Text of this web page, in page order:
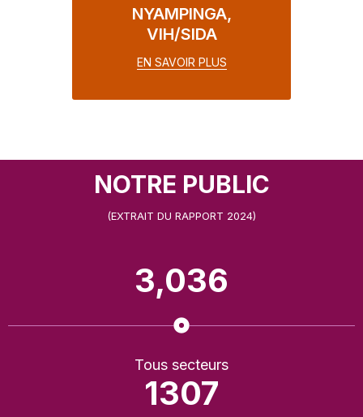
NYAMPINGA,
VIH/SIDA
EN SAVOIR PLUS
NOTRE PUBLIC
(EXTRAIT DU RAPPORT 2024)
3,036
Tous secteurs
1307